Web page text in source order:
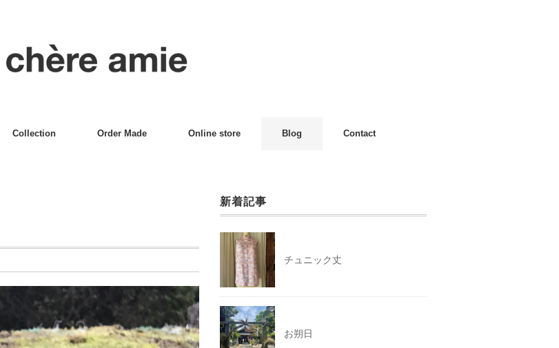
Collection Order Made Online store Blog Contact
新着記事
チュニック丈
お朔日